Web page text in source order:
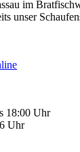
im
unser
18:00 Uhr
Uhr